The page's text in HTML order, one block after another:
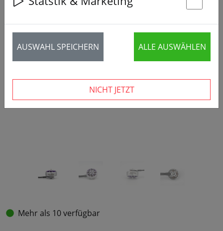
‹ ›
Mehr als 10 verfügbar
AUSWAHL SPEICHERN ALLE AUSWÄHLEN
NICHT JETZT